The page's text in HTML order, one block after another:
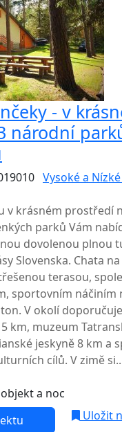
- v
národní
Vysoké a
v krásném prostředí
parků Vám
dovolenou plnou
Slovenska. Chata
terasou,
sportovním náčiním
V okolí
km, muzeum
jeskyně 8 km a
cílů. V zimě
a noc
Uložit